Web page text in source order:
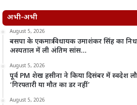
अभी-अभी
August 5, 2026
बसपा के एकमात्र विधायक उमाशंकर सिंह का
अस्पताल में ली अंतिम सांस…
August 5, 2026
पूर्व PM शेख हसीना ने किया दिसंबर में स्वदेश
‘गिरफ्तारी या मौत का डर नहीं’
August 5, 2026